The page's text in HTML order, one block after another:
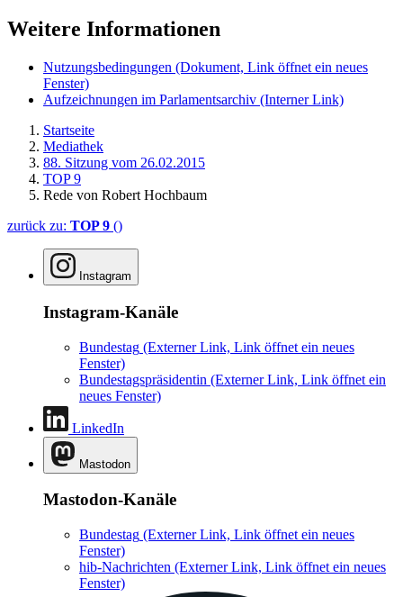
Weitere Informationen
Nutzungsbedingungen (Dokument, Link öffnet ein neues
Fenster)
Aufzeichnungen im Parlamentsarchiv (Interner Link)
Startseite
Mediathek
88. Sitzung vom 26.02.2015
TOP 9
Rede von Robert Hochbaum
zurück zu: TOP 9 ()
Instagram
Instagram-Kanäle
Bundestag (Externer Link, Link öffnet ein neues
Fenster)
Bundestagspräsidentin (Externer Link, Link öffnet ein
neues Fenster)
LinkedIn
Mastodon
Mastodon-Kanäle
Bundestag (Externer Link, Link öffnet ein neues
Fenster)
hib-Nachrichten (Externer Link, Link öffnet ein neues
Fenster)